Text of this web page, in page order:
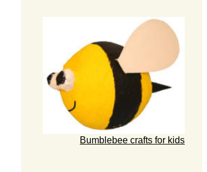
Bumblebee crafts for kids